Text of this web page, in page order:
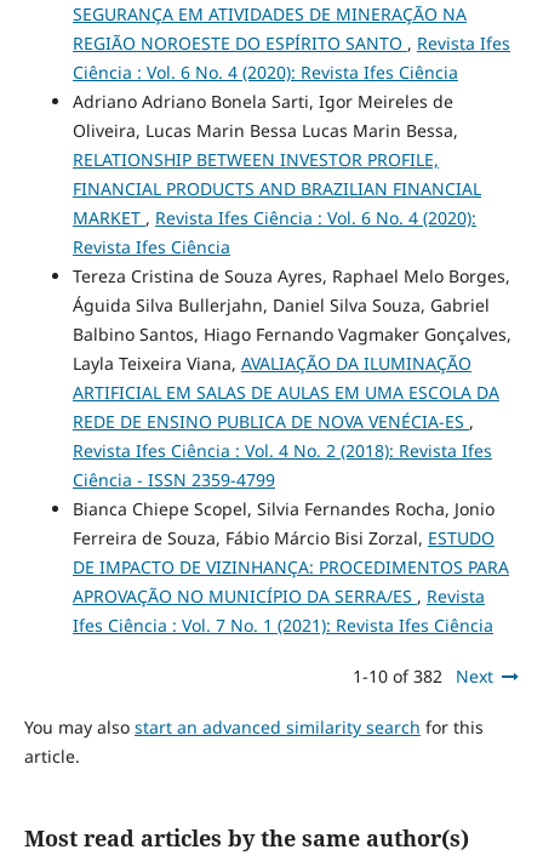
SEGURANÇA EM ATIVIDADES DE MINERAÇÃO NA
REGIÃO NOROESTE DO ESPÍRITO SANTO , Revista Ifes
Ciência : Vol. 6 No. 4 (2020): Revista Ifes Ciência
Adriano Adriano Bonela Sarti, Igor Meireles de
Oliveira, Lucas Marin Bessa Lucas Marin Bessa,
RELATIONSHIP BETWEEN INVESTOR PROFILE,
FINANCIAL PRODUCTS AND BRAZILIAN FINANCIAL
MARKET , Revista Ifes Ciência : Vol. 6 No. 4 (2020):
Revista Ifes Ciência
Tereza Cristina de Souza Ayres, Raphael Melo Borges,
Águida Silva Bullerjahn, Daniel Silva Souza, Gabriel
Balbino Santos, Hiago Fernando Vagmaker Gonçalves,
Layla Teixeira Viana, AVALIAÇÃO DA ILUMINAÇÃO
ARTIFICIAL EM SALAS DE AULAS EM UMA ESCOLA DA
REDE DE ENSINO PUBLICA DE NOVA VENÉCIA-ES ,
Revista Ifes Ciência : Vol. 4 No. 2 (2018): Revista Ifes
Ciência - ISSN 2359-4799
Bianca Chiepe Scopel, Silvia Fernandes Rocha, Jonio
Ferreira de Souza, Fábio Márcio Bisi Zorzal, ESTUDO
DE IMPACTO DE VIZINHANÇA: PROCEDIMENTOS PARA
APROVAÇÃO NO MUNICÍPIO DA SERRA/ES , Revista
Ifes Ciência : Vol. 7 No. 1 (2021): Revista Ifes Ciência
1-10 of 382 Next
You may also start an advanced similarity search for this
article.
Most read articles by the same author(s)